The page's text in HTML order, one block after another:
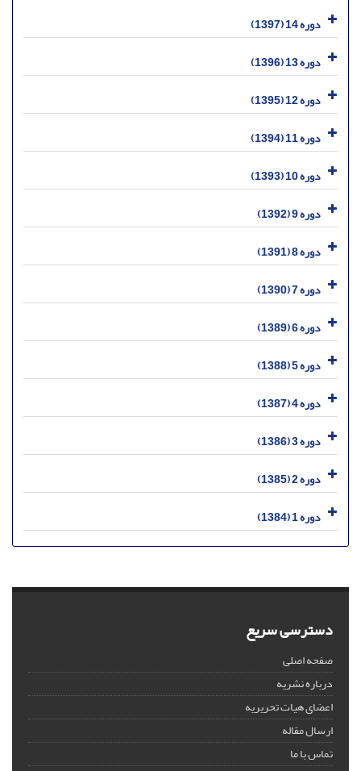
دوره 14 (1397)
دوره 13 (1396)
دوره 12 (1395)
دوره 11 (1394)
دوره 10 (1393)
دوره 9 (1392)
دوره 8 (1391)
دوره 7 (1390)
دوره 6 (1389)
دوره 5 (1388)
دوره 4 (1387)
دوره 3 (1386)
دوره 2 (1385)
دوره 1 (1384)
دسترسی سریع
صفحه اصلی
درباره نشریه
اعضای هیات تحریریه
ارسال مقاله
تماس با ما